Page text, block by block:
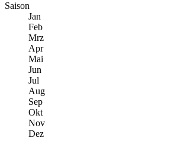
Saison
Jan
Feb
Mrz
Apr
Mai
Jun
Jul
Aug
Sep
Okt
Nov
Dez